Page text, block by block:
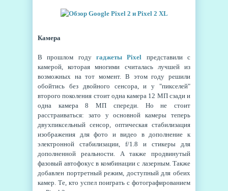
Камера
В прошлом году гаджеты Pixel представили с
камерой, которая многими считалась лучшей из
возможных на тот момент. В этом году решили
обойтись без двойного сенсора, и у "пикселей"
второго поколения стоит одна камера 12 МП сзади и
одна камера 8 МП спереди. Но не стоит
расстраиваться: зато у основной камеры теперь
двухпиксельный сенсор, оптическая стабилизация
изображения для фото и видео в дополнение к
электронной стабилизации, f/1.8 и стикеры для
дополненной реальности. А также продвинутый
фазовый автофокус в комбинации с лазерным. Также
добавлен портретный режим, доступный для обеих
камер. Те, кто успел поиграть с фотографированием